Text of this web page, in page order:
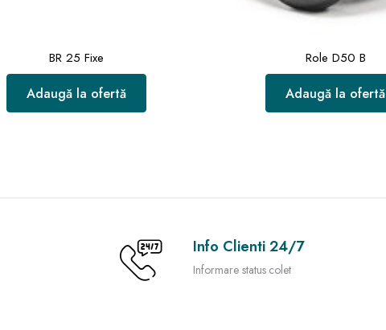
BR 25 Fixe
Adaugă la ofertă
Role D50 B
Adaugă la ofertă
Info Clienti 24/7
Informare status colet